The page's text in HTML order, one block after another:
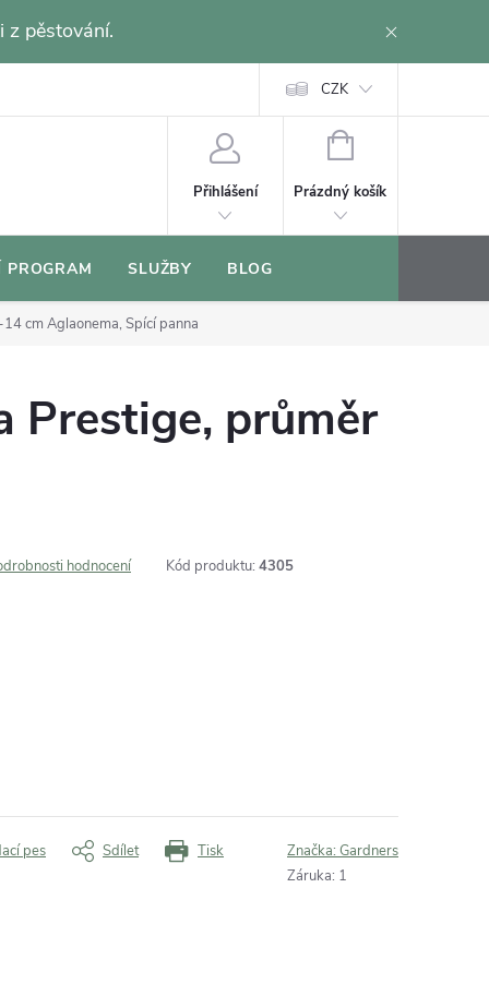
z pěstování.
CZK
Přihlášení
NÁKUPNÍ
Prázdný košík
PROGRAM SLUŽBY BLOG
cm Aglaonema, Spící panna
Prestige, průměr
hodnocení Kód produktu: 4305
Tisk
pes Sdílet Značka: Gardners
Záruka: 1